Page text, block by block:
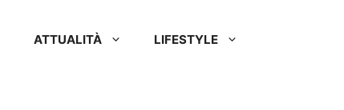
ATTUALITÀ LIFESTYLE